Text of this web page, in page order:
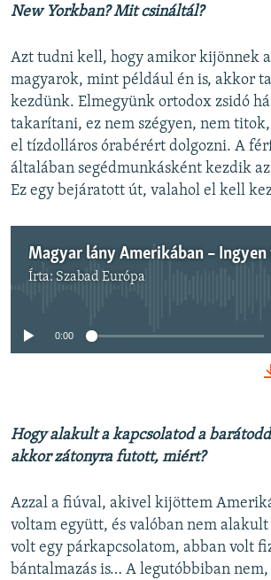
New Yorkban? Mit csináltál?
Azt tudni kell, hogy amikor kijönnek
magyarok, mint például én is, akkor
kezdünk. Elmegyünk ortodox zsidó
takarítani, ez nem szégyen, nem
el tízdolláros órabérért dolgozni. A
általában segédmunkásként kezdik
Ez egy bejáratott út, valahol el kell
Írta: Szabad Európa
Jelenleg nincs elérhető
0:00
Hogy alakult a kapcsolatod a
akkor zátonyra futott, miért?
Azzal a fiúval, akivel kijöttem
voltam együtt, és valóban nem
volt egy párkapcsolatom, abban volt
bántalmazás is… A legutóbbiban